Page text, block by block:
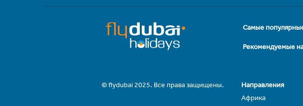
Самые
Рекомендуемые
© flydubai 2025. Все права защищены.
Направления
Африка